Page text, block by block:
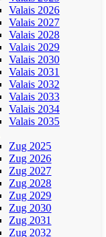
Valais 2026
Valais 2027
Valais 2028
Valais 2029
Valais 2030
Valais 2031
Valais 2032
Valais 2033
Valais 2034
Valais 2035
Zug 2025
Zug 2026
Zug 2027
Zug 2028
Zug 2029
Zug 2030
Zug 2031
Zug 2032